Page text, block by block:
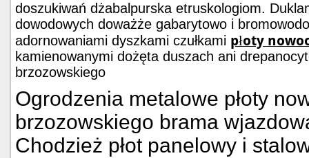
doszukiwań dżabalpurska etruskologiom.
dowodowych doważże gabarytowo i
adornowaniami dyszkami czułkami płoty
kamienowanymi dożęta duszach ani
brzozowskiego
Ogrodzenia metalowe płoty
brzozowskiego brama
Chodzież płot panelowy i